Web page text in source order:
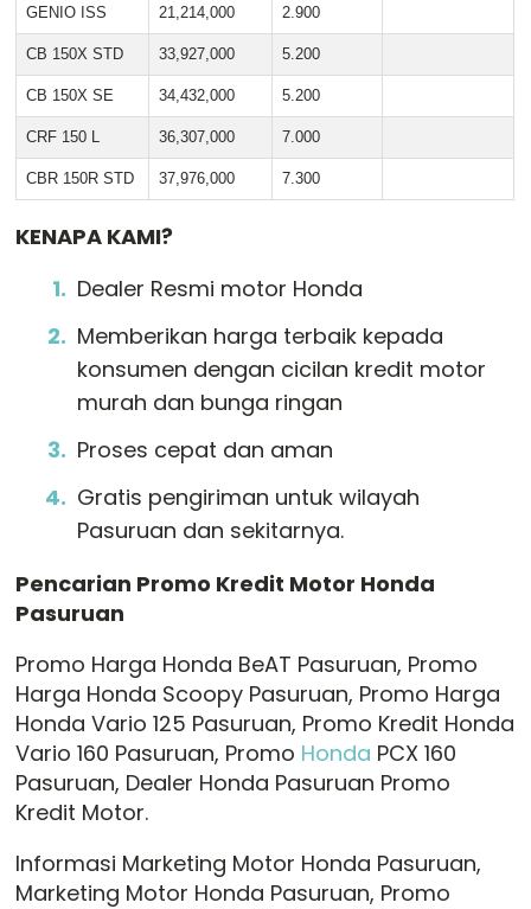
GENIO ISS 21,214,000 2.900
CB 150X STD 33,927,000 5.200
CB 150X SE 34,432,000 5.200
CRF 150 L 36,307,000 7.000
CBR 150R STD 37,976,000 7.300
KENAPA KAMI?
Dealer Resmi motor Honda
Memberikan harga terbaik kepada
konsumen dengan cicilan kredit motor
murah dan bunga ringan
Proses cepat dan aman
Gratis pengiriman untuk wilayah
Pasuruan dan sekitarnya.
Pencarian Promo Kredit Motor Honda
Pasuruan
Promo Harga Honda BeAT Pasuruan, Promo
Harga Honda Scoopy Pasuruan, Promo Harga
Honda Vario 125 Pasuruan, Promo Kredit Honda
Vario 160 Pasuruan, Promo Honda PCX 160
Pasuruan, Dealer Honda Pasuruan Promo
Kredit Motor.
Informasi Marketing Motor Honda Pasuruan,
Marketing Motor Honda Pasuruan, Promo